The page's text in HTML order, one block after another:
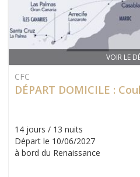
VOIR LE
CFC
DÉPART DOMICILE :
14 jours / 13 nuits
Départ le 10/06/2027
à bord du Renaissance